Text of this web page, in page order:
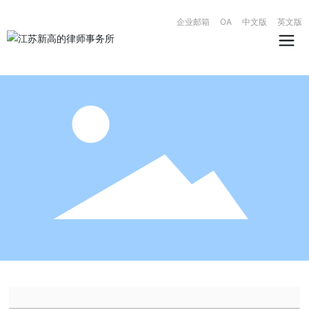
企业邮箱 OA 中文版 英文版